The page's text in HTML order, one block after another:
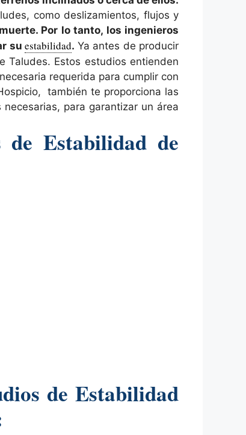
como deslizamientos, flujos y
Por lo tanto, los ingenieros
su estabilidad. Ya antes de producir
Taludes. Estos estudios entienden
requerida para cumplir con
también te proporciona las
para garantizar un área
Estabilidad de
de Estabilidad